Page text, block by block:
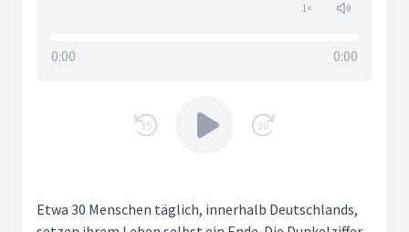
1×
0:00 0:00
15 30
Etwa 30 Menschen täglich, innerhalb Deutschlands,